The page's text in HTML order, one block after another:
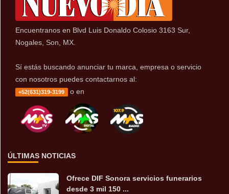
Encuentranos en Blvd Luis Donaldo Colosio 3163 Sur,
Nogales, Son, MX.
Sí estás buscando anunciar tu marca, empresa o servicio
con nosotros puedes contactarnos al:
+52(631)319-3199 o en
ÚLTIMAS NOTICIAS
Ofrece DIF Sonora servicios funerarios
desde 3 mil 150 ...